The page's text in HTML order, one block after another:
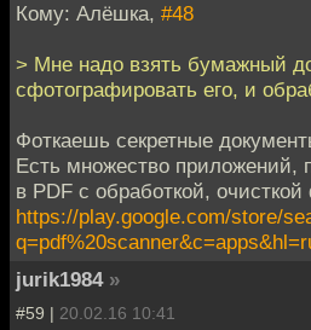
Кому: Алёшка, #48
> Мне надо взять бумажный
сфотографировать его, и
Фоткаешь секретные
Есть множество приложений,
в PDF с обработкой,
https://play.google.com/store/
jurik1984 »
#59 | 20.02.16 10:41